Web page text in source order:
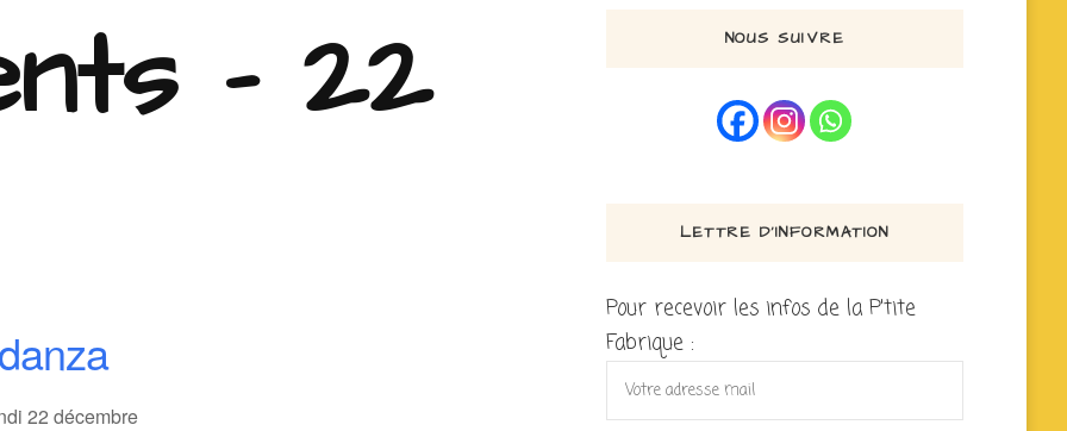
- 22
22 décembre
NOUS SUIVRE
LETTRE D’INFORMATION
Pour recevoir les infos de la P'tite
Fabrique :